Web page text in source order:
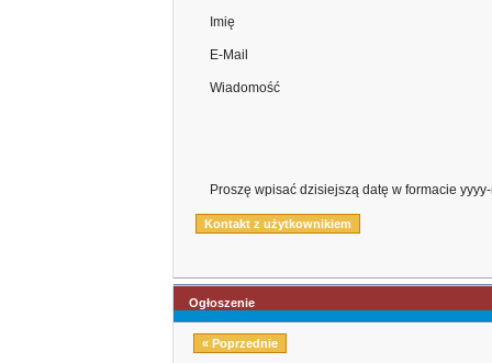
Imię
E-Mail
Wiadomość
Proszę wpisać dzisiejszą datę w formacie
Ogłoszenie
« Poprzednie